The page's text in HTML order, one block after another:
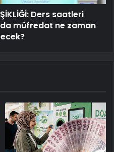
Ders saatleri
müfredat ne zaman